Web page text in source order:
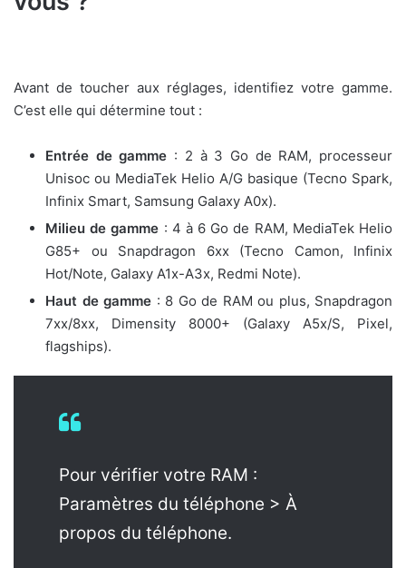
Avant de toucher aux réglages, identifiez votre gamme.
C’est elle qui détermine tout :
Entrée de gamme : 2 à 3 Go de RAM, processeur
Unisoc ou MediaTek Helio A/G basique (Tecno Spark,
Infinix Smart, Samsung Galaxy A0x).
Milieu de gamme : 4 à 6 Go de RAM, MediaTek Helio
G85+ ou Snapdragon 6xx (Tecno Camon, Infinix
Hot/Note, Galaxy A1x-A3x, Redmi Note).
Haut de gamme : 8 Go de RAM ou plus, Snapdragon
7xx/8xx, Dimensity 8000+ (Galaxy A5x/S, Pixel,
flagships).
Pour vérifier votre RAM :
Paramètres du téléphone > À
propos du téléphone.